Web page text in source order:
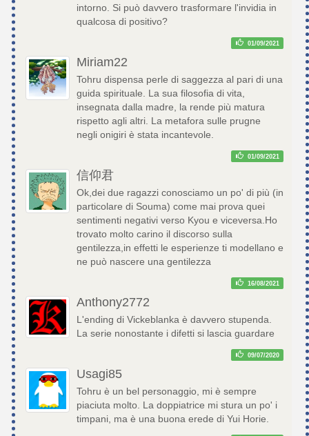
intorno. Si può davvero trasformare l'invidia in
qualcosa di positivo?
01/09/2021
Miriam22
Tohru dispensa perle di saggezza al pari di una
guida spirituale. La sua filosofia di vita,
insegnata dalla madre, la rende più matura
rispetto agli altri. La metafora sulle prugne
negli onigiri è stata incantevole.
01/09/2021
信仰君
Ok,dei due ragazzi conosciamo un po' di più (in
particolare di Souma) come mai prova quei
sentimenti negativi verso Kyou e viceversa.Ho
trovato molto carino il discorso sulla
gentilezza,in effetti le esperienze ti modellano e
ne può nascere una gentilezza
16/08/2021
Anthony2772
L'ending di Vickeblanka è davvero stupenda.
La serie nonostante i difetti si lascia guardare
09/07/2020
Usagi85
Tohru è un bel personaggio, mi è sempre
piaciuta molto. La doppiatrice mi stura un po' i
timpani, ma è una buona erede di Yui Horie.